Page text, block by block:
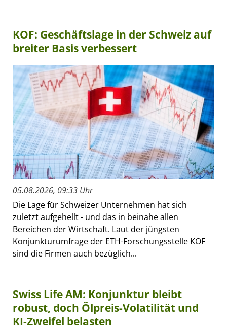
KOF: Geschäftslage in der Schweiz auf
breiter Basis verbessert
05.08.2026, 09:33 Uhr
Die Lage für Schweizer Unternehmen hat sich
zuletzt aufgehellt - und das in beinahe allen
Bereichen der Wirtschaft. Laut der jüngsten
Konjunkturumfrage der ETH-Forschungsstelle KOF
sind die Firmen auch bezüglich...
Swiss Life AM: Konjunktur bleibt
robust, doch Ölpreis-Volatilität und
KI-Zweifel belasten